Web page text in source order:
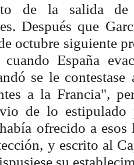
de la salida de
Después que
octubre siguiente
cuando España
se le contestase
a la Francia",
de lo estipulado
ofrecido a esos
y escrito al
su